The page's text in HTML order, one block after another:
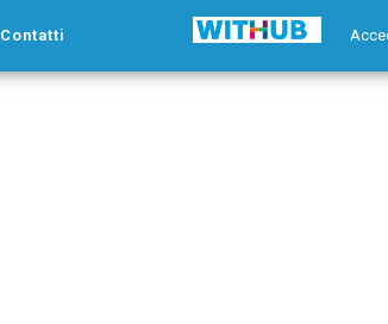
Contatti